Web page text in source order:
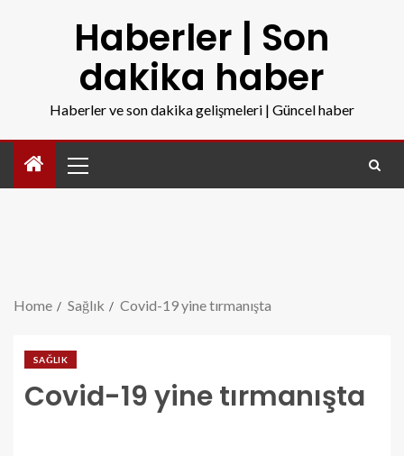
Haberler | Son
dakika haber
Haberler ve son dakika gelişmeleri | Güncel haber
Home Sağlık Covid-19 yine tırmanışta
SAĞLIK
Covid-19 yine tırmanışta